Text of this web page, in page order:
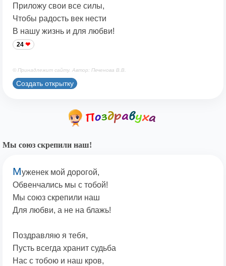
Приложу свои все силы,
Чтобы радость век нести
В нашу жизнь и для любви!
24
© Принадлежит сайту. Автор: Печенова В.В.
Создать открытку
Мы союз скрепили наш!
Муженек мой дорогой,
Обвенчались мы с тобой!
Мы союз скрепили наш
Для любви, а не на блажь!
Поздравляю я тебя,
Пусть всегда хранит судьба
Нас с тобою и наш кров,